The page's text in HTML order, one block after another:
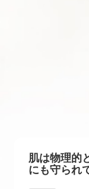
肌は物理的
にも守られ